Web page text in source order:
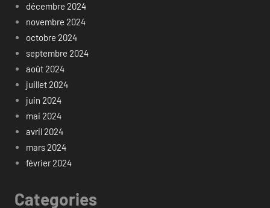
décembre 2024
novembre 2024
octobre 2024
septembre 2024
août 2024
juillet 2024
juin 2024
mai 2024
avril 2024
mars 2024
février 2024
Categories